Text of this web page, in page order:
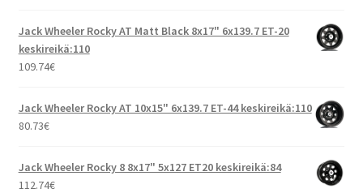
Jack Wheeler Rocky AT Matt Black 8x17" 6x139.7 ET-20
keskireikä:110
109.74€
Jack Wheeler Rocky AT 10x15" 6x139.7 ET-44 keskireikä:110
80.73€
Jack Wheeler Rocky 8 8x17" 5x127 ET20 keskireikä:84
112.74€